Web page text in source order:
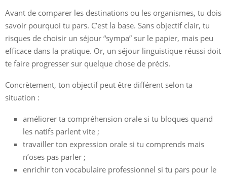
Avant de comparer les destinations ou les organismes, tu dois
savoir pourquoi tu pars. C’est la base. Sans objectif clair, tu
risques de choisir un séjour “sympa” sur le papier, mais peu
efficace dans la pratique. Or, un séjour linguistique réussi doit
te faire progresser sur quelque chose de précis.
Concrètement, ton objectif peut être différent selon ta
situation :
améliorer ta compréhension orale si tu bloques quand
les natifs parlent vite ;
travailler ton expression orale si tu comprends mais
n’oses pas parler ;
enrichir ton vocabulaire professionnel si tu pars pour le